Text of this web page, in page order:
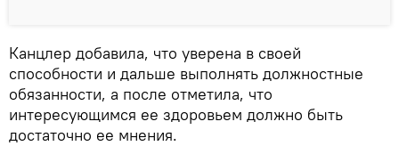
Канцлер добавила, что уверена в своей
способности и дальше выполнять должностные
обязанности, а после отметила, что
интересующимся ее здоровьем должно быть
достаточно ее мнения.